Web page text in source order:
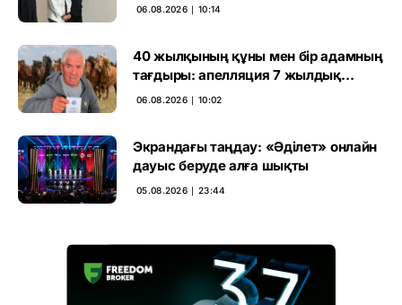
06.08.2026 ∣ 10:14
40 жылқының құны мен бір адамның
тағдыры: апелляция 7 жылдық
үкімді бұзды
06.08.2026 ∣ 10:02
Экрандағы таңдау: «Әділет» онлайн
дауыс беруде алға шықты
05.08.2026 ∣ 23:44